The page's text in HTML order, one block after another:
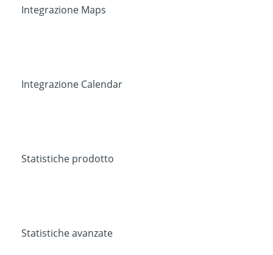
Integrazione Maps
Integrazione Calendar
Statistiche prodotto
Statistiche avanzate